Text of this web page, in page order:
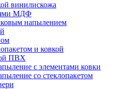
винилискожа
МДФ
напылением
и ковкой
ПВХ
с элементами ковки
со стеклопакетом